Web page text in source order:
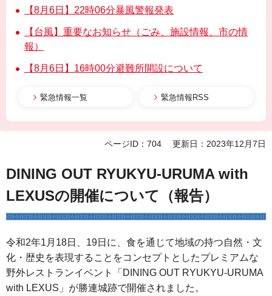
【8月6日】22時06分暴風警報発表
【台風】重要なお知らせ（ごみ、施設情報、市の情
報）
【8月6日】16時00分避難所開設について
緊急情報一覧 緊急情報RSS
ページID：704 更新日：2023年12月7日
DINING OUT RYUKYU-URUMA with
LEXUSの開催について（報告）
令和2年1月18日、19日に、食を通じて地域の持つ自然・文
化・歴史を表現することをコンセプトとしたプレミアムな
野外レストランイベント「DINING OUT RYUKYU-URUMA
with LEXUS」が勝連城跡で開催されました。